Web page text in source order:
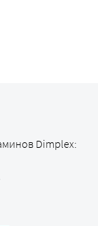
Dimplex: